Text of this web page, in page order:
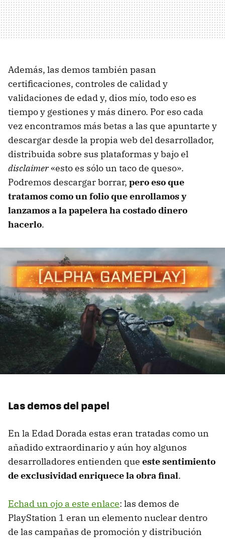
Además, las demos también pasan
certificaciones, controles de calidad y
validaciones de edad y, dios mío, todo eso es
tiempo y gestiones y más dinero. Por eso cada
vez encontramos más betas a las que apuntarte y
descargar desde la propia web del desarrollador,
distribuida sobre sus plataformas y bajo el
disclaimer«esto es sólo un taco de queso».
Podremos descargar borrar, pero eso que
tratamos como un folio que enrollamos y
lanzamos a la papelera ha costado dinero
hacerlo.
Las demos del papel
En la Edad Dorada estas eran tratadas como un
añadido extraordinario y aún hoy algunos
desarrolladores entienden que este sentimiento
de exclusividad enriquece la obra final.
Echad un ojo a este enlace: las demos de
PlayStation 1 eran un elemento nuclear dentro
de las campañas de promoción y distribución